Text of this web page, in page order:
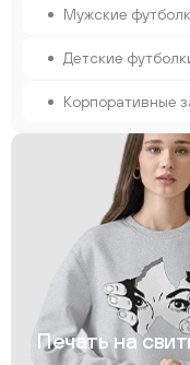
Мужские
Детские
Корпоративные
Печать на